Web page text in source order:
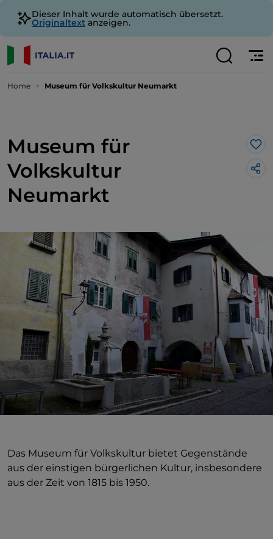
Dieser Inhalt wurde automatisch übersetzt.
Originaltext anzeigen.
Home Museum für Volkskultur Neumarkt
Museum für
Volkskultur
Neumarkt
Das Museum für Volkskultur bietet Gegenstände
aus der einstigen bürgerlichen Kultur, insbesondere
aus der Zeit von 1815 bis 1950.